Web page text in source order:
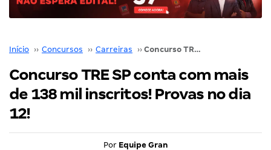
Início ›› Concursos ›› Carreiras ›› Concurso TRE SP conta com mais de 138 mil inscritos! Provas no dia 12!
Concurso TRE SP conta com mais
de 138 mil inscritos! Provas no dia
12!
Por Equipe Gran